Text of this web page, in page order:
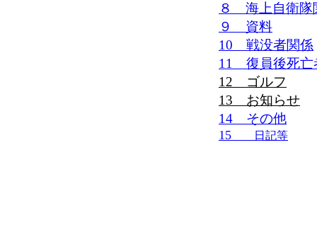
８ 海上自衛隊
９ 資料
10 戦没者関係
11 復員後死亡
12 ゴルフ
13 お知らせ
14 その他
15 日記等